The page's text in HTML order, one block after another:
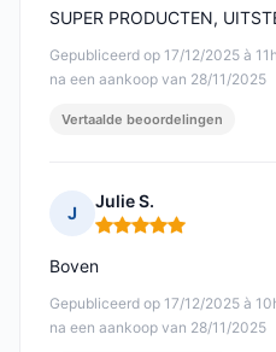
Gepubliceerd op 17/12/2025 à
na een aankoop van 28/11/2025
SUPER PRODUCTEN,
Vertaalde beoordelingen
J
Julie S.
Opmerking: 5 van 5
Gepubliceerd op 17/12/2025 à
na een aankoop van 28/11/2025
Boven